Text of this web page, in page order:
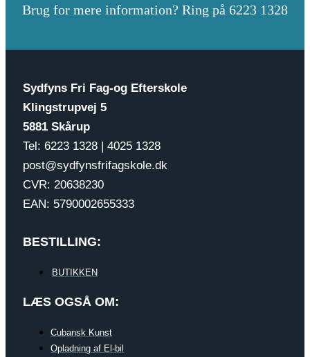
Brug for mere information? Ring på 6223 1328
Sydfyns Fri Fag-og Efterskole
Klingstrupvej 5
5881 Skårup
Tel: 6223 1328 | 4025 1328
post@sydfynsfrifagskole.dk
CVR: 20638230
EAN: 5790002655333
BESTILLING:
BUTIKKEN
LÆS OGSÅ OM:
Cubansk Kunst
Opladning af El-bil